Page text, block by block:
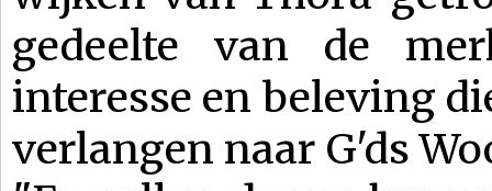
gedeelte van de
interesse en beleving
verlangen naar G'ds